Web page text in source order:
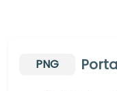
PNG